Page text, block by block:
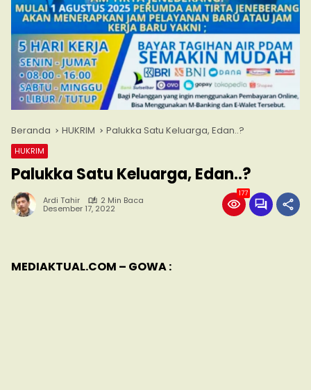
Beranda HUKRIM Palukka Satu Keluarga, Edan..?
HUKRIM
Palukka Satu Keluarga, Edan..?
Ardi Tahir 2 Min Baca
Desember 17, 2022
177
MEDIAKTUAL.COM – GOWA :